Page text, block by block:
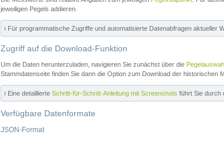
jeweiligen Pegels addieren.
ℹ️ Für programmatische Zugriffe und automatisierte Datenabfragen aktueller
Zugriff auf die Download-Funktion
Um die Daten herunterzuladen, navigieren Sie zunächst über die
Stammdatenseite finden Sie dann die Option zum Download der historischen
ℹ️ Eine detaillierte Schritt-für-Schritt-Anleitung mit Screenshots führt Sie durch
Verfügbare Datenformate
JSON-Format